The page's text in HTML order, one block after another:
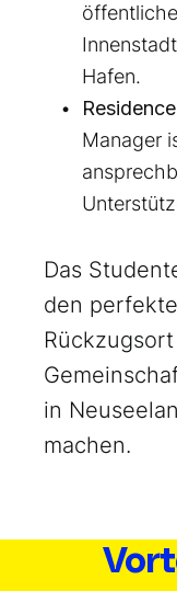
Hafen.
Manager
Das
den
in
machen.